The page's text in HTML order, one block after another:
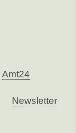
Amt24
Newsletter